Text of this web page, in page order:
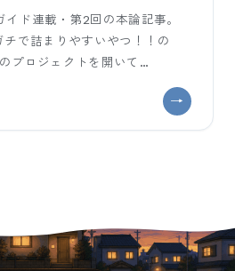
イド連載・第2回の本論記事。
で詰まりやすいやつ！！の
プロジェクトを開いて